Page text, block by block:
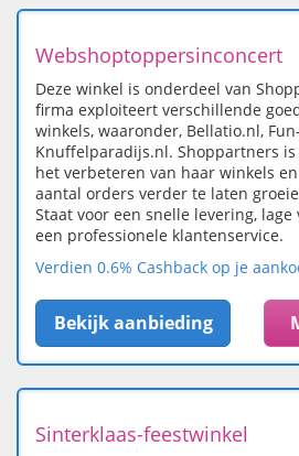
Webshoptoppersinconcert
Deze winkel is onderdeel van
firma exploiteert verschillende
winkels, waaronder, Bellatio.nl,
Knuffelparadijs.nl. Shoppartners
het verbeteren van haar winkels
aantal orders verder te laten
Staat voor een snelle levering, lage
een professionele klantenservice.
Verdien 0.6% Cashback op je
Bekijk aanbieding
Sinterklaas-feestwinkel